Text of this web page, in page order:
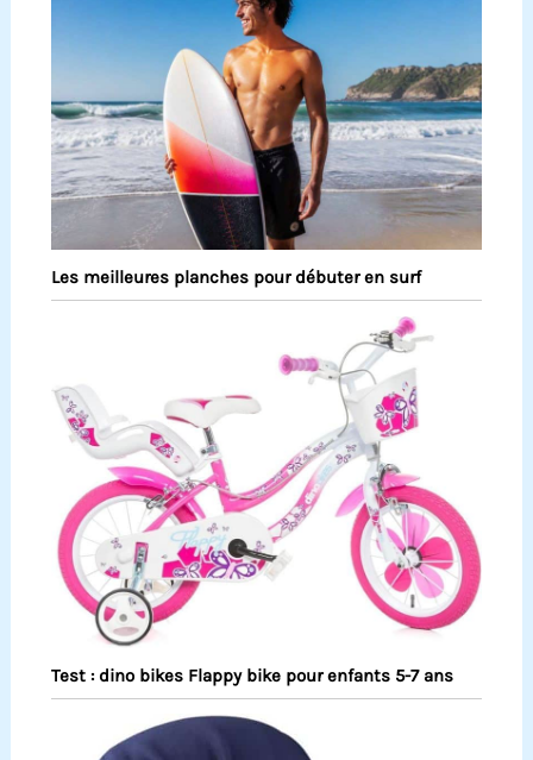
Les meilleures planches pour débuter en surf
Test : dino bikes Flappy bike pour enfants 5-7 ans